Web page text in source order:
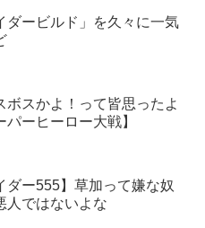
ダービルド」を久々に一気
ボスかよ！って皆思ったよ
ーヒーロー大戦】
ダー555】草加って嫌な奴
人ではないよな